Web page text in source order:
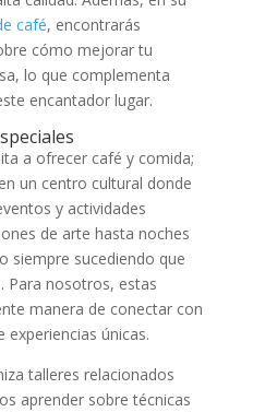
café, encontrarás
cómo mejorar tu
lo que complementa
encantador lugar.
a ofrecer café y comida;
un centro cultural donde
y actividades
de arte hasta noches
siempre sucediendo que
Para nosotros, estas
manera de conectar con
únicas.
talleres relacionados
aprender sobre técnicas